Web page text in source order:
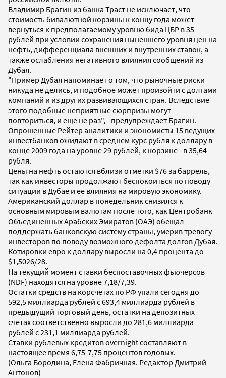
Владимир Брагин из банка Траст не исключает, что
стоимость бивалютной корзины к концу года может
вернуться к предполагаемому уровню бида ЦБР в 35
рублей при условии сохранения нынешнего уровня цен на
нефть, дифференциала внешних и внутренних ставок, а
также ослабления негативного влияния сообщений из
Дубая.
"Пример Дубая напоминает о том, что рыночные риски
никуда не делись, и подобное может произойти с долгами
компаний и из других развивающихся стран. Вследствие
этого подобные неприятные сюрпризы могут
повториться, и еще не раз", - предупреждает Брагин.
Опрошенные Рейтер аналитики и экономисты 15 ведущих
инвестбанков ожидают в среднем курс рубля к доллару в
конце 2009 года на уровне 29 рублей, к корзине - в 35,64
рубля.
Цены на нефть остаются вблизи отметки $76 за баррель,
так как инвесторы продолжают беспокоиться по поводу
ситуации в Дубае и ее влияния на мировую экономику.
Американский доллар в понедельник снизился к
основным мировым валютам после того, как Центробанк
Объединенных Арабских Эмиратов (ОАЭ) обещал
поддержать банковскую систему страны, умерив тревогу
инвесторов по поводу возможного дефолта долгов Дубая.
Котировки евро к доллару выросли на 0,4 процента до
$1,5026/28.
На текущий момент ставки беспоставочных фьючерсов
(NDF) находятся на уровне 7,18/7,39.
Остатки средств на корсчетах по РФ упали сегодня до
592,5 миллиарда рублей с 693,4 миллиарда рублей в
предыдущий торговый день, остатки на депозитных
счетах соответственно выросли до 281,6 миллиарда
рублей с 231,1 миллиарда рублей.
Ставки рублевых кредитов overnight составляют в
настоящее время 6,75-7,75 процентов годовых.
(Ольга Бородина, Елена Фабричная. Редактор Дмитрий
Антонов)